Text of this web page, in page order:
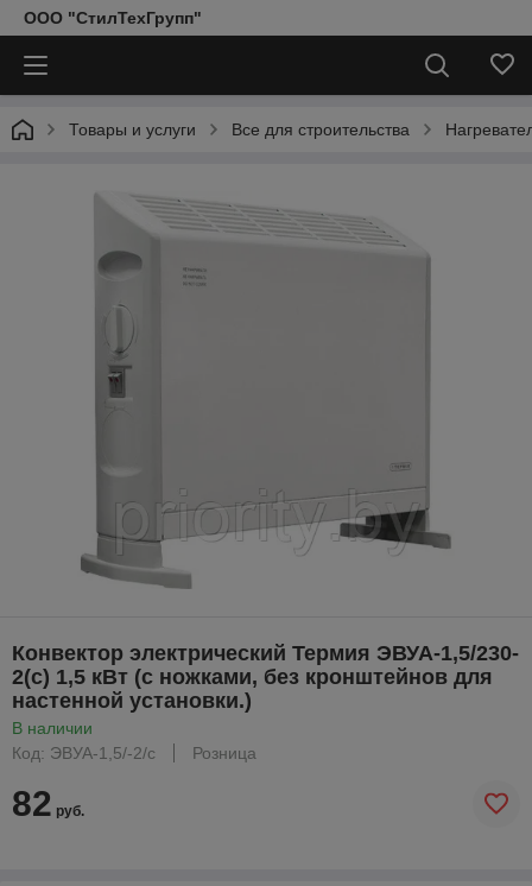
ООО "СтилТехГрупп"
Товары и услуги Все для строительства
Конвектор электрический Термия ЭВУА-1,5/230-
2(с) 1,5 кВт (с ножками, без кронштейнов для
настенной установки.)
В наличии
Код: ЭВУА-1,5/-2/с
Розница
82 руб.